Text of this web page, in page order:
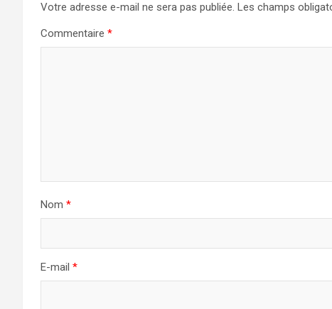
Votre adresse e-mail ne sera pas publiée. Les champs
Commentaire *
Nom *
E-mail *